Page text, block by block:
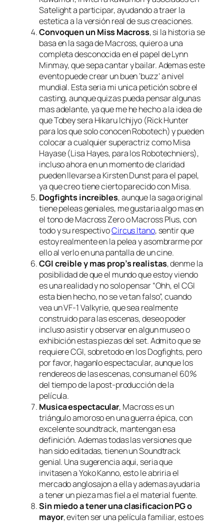
Satelight a participar, ayudando a traer la
estetica a la versión real de sus creaciones.
Convoquen un Miss Macross, si la historia se
basa en la saga de Macross, quiero a una
completa desconocida en el papel deLynn
Minmay, que sepa cantar y bailar. Ademas este
evento puede crear un buen ‘buzz’ a nivel
mundial. Esta seria mi unica petición sobre el
casting, aunque quizas pueda pensar algunas
mas adelante, ya que me he hecho a la idea de
que Tobey sera Hikaru Ichijyo (Rick Hunter
para los que solo conocen Robotech) y pueden
colocar a cualquier superactriz como Misa
Hayase (Lisa Hayes, para los Robotechniers),
incluso ahora en un momento de claridad
pueden llevarse a Kirsten Dunst para el papel,
ya que creo tiene cierto parecido con Misa.
Dogfights increibles, aunque la saga original
tiene peleas geniales, me gustaria algo mas en
el tono de Macross Zero o Macross Plus, con
todo y su respectivoCircus Itano, sentir que
estoy realmente en la pelea y asombrarme por
ello al verlo en una pantalla de un cine.
CGI creible y mas prop’s realistas, denme la
posibilidad de que el mundo que estoy viendo
es una realidad y no solo pensar “Ohh, el CGI
esta bien hecho, no se ve tan falso”, cuando
vea un VF-1 Valkyrie, que sea realmente
construido para las escenas, deseo poder
incluso asistir y observar en algun museo o
exhibición estas piezas del set. Admito que se
requiere CGI, sobretodo en los Dogfights, pero
por favor, haganlo espectacular, aunque los
rendereos de las escenas, consuman el 60%
del tiempo de la post-producción de la
película.
Musica espectacular, Macross es un
triángulo amoroso en una guerra épica, con
excelente soundtrack, mantengan esa
definición. Ademas todas las versiones que
han sido editadas, tienen un Soundtrack
genial. Una sugerencia aqui, seria que
invitasen a Yoko Kanno, esto le abriria el
mercado anglosajon a ella y ademas ayudaria
a tener un pieza mas fiel a el material fuente.
Sin miedo a tener una clasificacion PG o
mayor, eviten ser una película familiar, esto es